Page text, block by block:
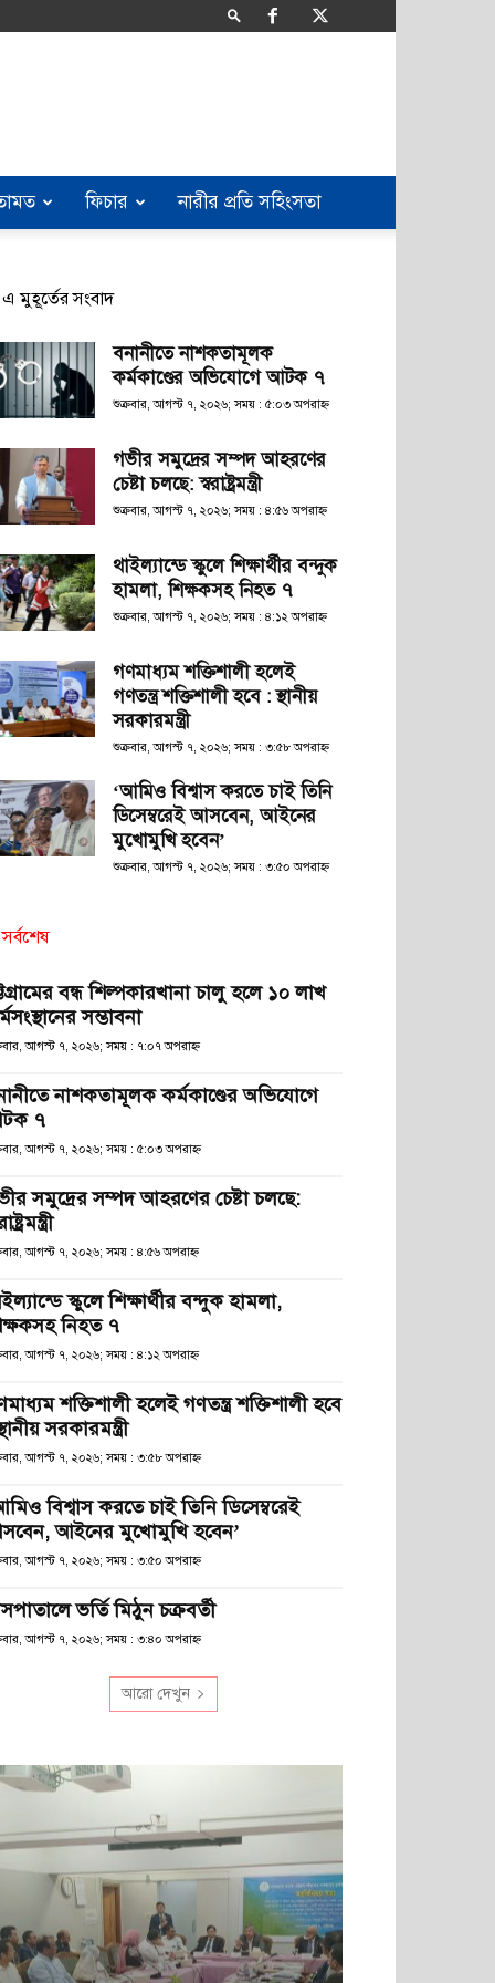
ফিচার নারীর প্রতি সহিংসতা
এ মুহূর্তের সংবাদ
বনানীতে নাশকতামূলক
কর্মকাণ্ডের অভিযোগে আটক ৭
শুক্রবার, আগস্ট ৭, ২০২৬; সময় : ৫:০৩ অপরাহ্ণ
গভীর সমুদ্রের সম্পদ আহরণের
চেষ্টা চলছে: স্বরাষ্ট্রমন্ত্রী
শুক্রবার, আগস্ট ৭, ২০২৬; সময় : ৪:৫৬ অপরাহ্ণ
থাইল্যান্ডে স্কুলে শিক্ষার্থীর বন্দুক
হামলা, শিক্ষকসহ নিহত ৭
শুক্রবার, আগস্ট ৭, ২০২৬; সময় : ৪:১২ অপরাহ্ণ
গণমাধ্যম শক্তিশালী হলেই
গণতন্ত্র শক্তিশালী হবে : স্থানীয়
সরকারমন্ত্রী
শুক্রবার, আগস্ট ৭, ২০২৬; সময় : ৩:৫৮ অপরাহ্ণ
‘আমিও বিশ্বাস করতে চাই তিনি
ডিসেম্বরেই আসবেন, আইনের
মুখোমুখি হবেন’
শুক্রবার, আগস্ট ৭, ২০২৬; সময় : ৩:৫০ অপরাহ্ণ
সর্বশেষ
বন্ধ শিল্পকারখানা চালু হলে ১০ লাখ
সম্ভাবনা
আগস্ট ৭, ২০২৬; সময় : ৭:০৭ অপরাহ্ণ
নাশকতামূলক কর্মকাণ্ডের অভিযোগে
৭
আগস্ট ৭, ২০২৬; সময় : ৫:০৩ অপরাহ্ণ
সমুদ্রের সম্পদ আহরণের চেষ্টা চলছে:
আগস্ট ৭, ২০২৬; সময় : ৪:৫৬ অপরাহ্ণ
স্কুলে শিক্ষার্থীর বন্দুক হামলা,
নিহত ৭
আগস্ট ৭, ২০২৬; সময় : ৪:১২ অপরাহ্ণ
শক্তিশালী হলেই গণতন্ত্র শক্তিশালী হবে
সরকারমন্ত্রী
আগস্ট ৭, ২০২৬; সময় : ৩:৫৮ অপরাহ্ণ
বিশ্বাস করতে চাই তিনি ডিসেম্বরেই
আইনের মুখোমুখি হবেন’
আগস্ট ৭, ২০২৬; সময় : ৩:৫০ অপরাহ্ণ
ভর্তি মিঠুন চক্রবর্তী
আগস্ট ৭, ২০২৬; সময় : ৩:৪০ অপরাহ্ণ
আরো দেখুন